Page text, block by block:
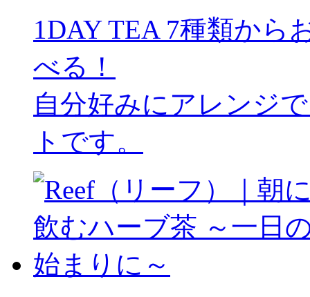
1DAY TEA 7種類から
べる！
自分好みにアレンジ
トです。